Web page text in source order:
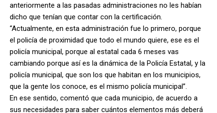
anteriormente a las pasadas administraciones no les habían
dicho que tenían que contar con la certificación.
“Actualmente, en esta administración fue lo primero, porque
el policía de proximidad que todo el mundo quiere, ese es el
policía municipal, porque al estatal cada 6 meses vas
cambiando porque así es la dinámica de la Policía Estatal, y la
policía municipal, que son los que habitan en los municipios,
que la gente los conoce, es el mismo policía municipal”.
En ese sentido, comentó que cada municipio, de acuerdo a
sus necesidades para saber cuántos elementos más deberá